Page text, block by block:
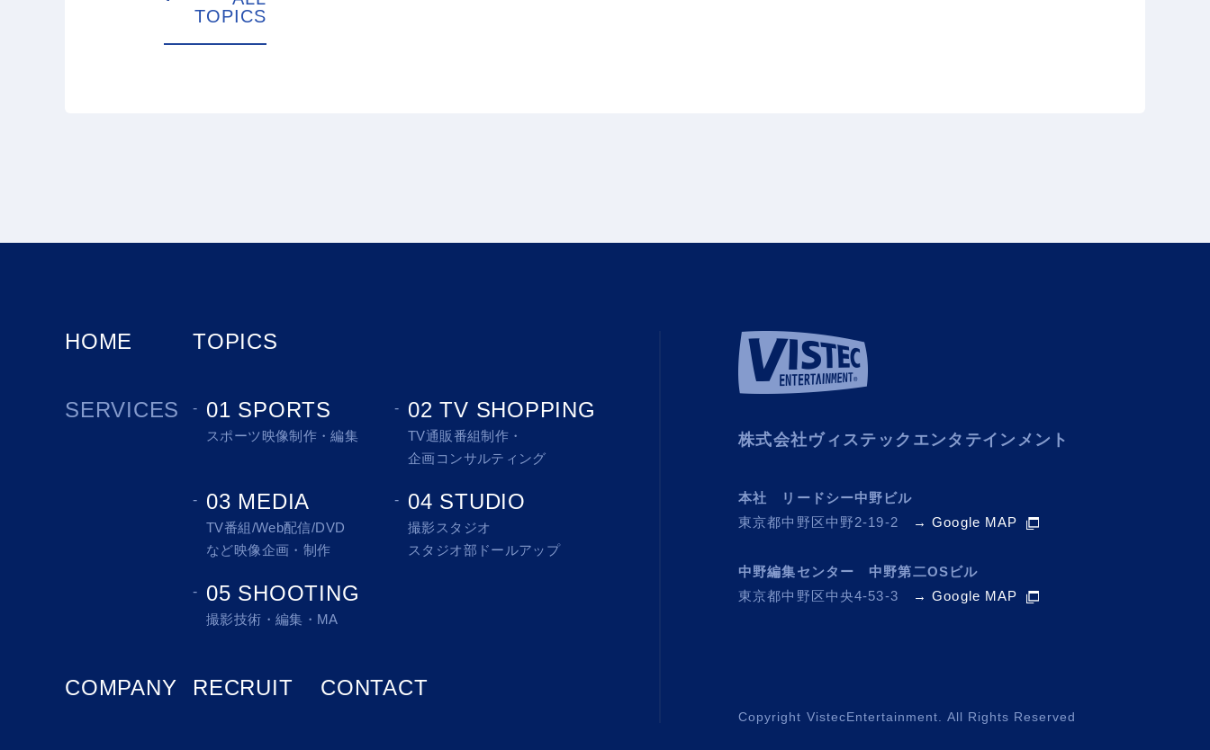
TOPICS
HOME TOPICS
SERVICES 01 SPORTS
スポーツ映像制作・編集
02 TV SHOPPING
TV通販番組制作・
企画コンサルティング
03 MEDIA
TV番組/Web配信/DVD
など映像企画・制作
04 STUDIO
撮影スタジオ
スタジオ部ドールアップ
05 SHOOTING
撮影技術・編集・MA
COMPANY RECRUIT CONTACT
株式会社ヴィステックエンタテインメント
本社 リードシー中野ビル
東京都中野区中野2-19-2
→ Google MAP
中野編集センター 中野第二OSビル
東京都中野区中央4-53-3
→ Google MAP
Copyright VistecEntertainment. All Rights Reserved